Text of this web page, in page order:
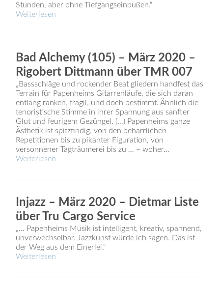
Stunden, aber ohne Tiefgangseinbußen.“
Weiterlesen
Bad Alchemy (105) – März 2020 –
Rigobert Dittmann über TMR 007
„Bassschläge und rockender Beat gliedern handfest das
Terrain für Papenheims Gitarrenläufe, die sich daran
entlang ranken, fragil, und doch bestimmt. Ähnlich die
tenoristische Stimme in ihrer Spannung aus sanfter
Glut und feurigem Gezüngel. (…) Papenheims ganze
Ästhetik ist spitzfindig, von den beharrlichen
Repetitionen bis zu pikanter Figuration, von
versonnener Tagträumerei bis zu … – woher…
Weiterlesen
Injazz – März 2020 – Dietmar Liste
über Tru Cargo Service
„… Papenheims Musik ist intelligent, kreativ, spannend,
unverwechselbar. Jazzkunst würde ich sagen. Das ist
der Weg aus dem Einerlei.“
Weiterlesen